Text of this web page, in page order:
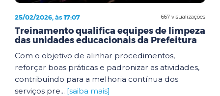
667 visualizações
25/02/2026, às 17:07
Treinamento qualifica equipes de limpeza
das unidades educacionais da Prefeitura
Com o objetivo de alinhar procedimentos,
reforçar boas práticas e padronizar as atividades,
contribuindo para a melhoria contínua dos
serviços pre... [saiba mais]